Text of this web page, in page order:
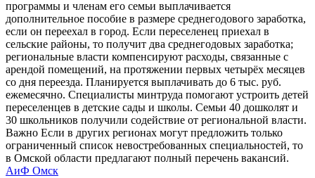
программы и членам его семьи выплачивается
дополнительное пособие в размере среднегодового заработка,
если он переехал в город. Если переселенец приехал в
сельские районы, то получит два среднегодовых заработка;
региональные власти компенсируют расходы, связанные с
арендой помещений, на протяжении первых четырёх месяцев
со дня переезда. Планируется выплачивать до 6 тыс. руб.
ежемесячно. Специалисты минтруда помогают устроить детей
переселенцев в детские сады и школы. Семьи 40 дошколят и
30 школьников получили содействие от региональной власти.
Важно Если в других регионах могут предложить только
ограниченный список невостребованных специальностей, то
в Омской области предлагают полный перечень вакансий.
АиФ Омск